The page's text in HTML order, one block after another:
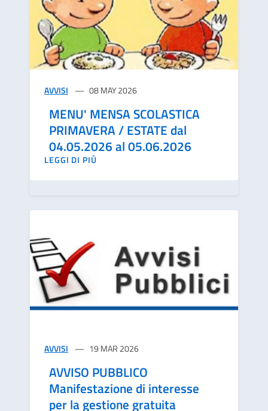
AVVISI 08 MAY 2026
MENU' MENSA SCOLASTICA
PRIMAVERA / ESTATE dal
04.05.2026 al 05.06.2026
LEGGI DI PIÙ
AVVISI 19 MAR 2026
AVVISO PUBBLICO
Manifestazione di interesse
per la gestione gratuita